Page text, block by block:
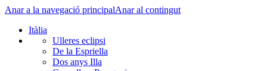
Anar a la navegació principalAnar al contingut
Itàlia
Ulleres eclipsi
De la Espriella
Dos anys Illa